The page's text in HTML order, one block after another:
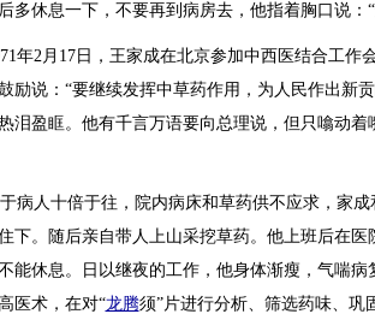
多休息一下，不要再到病房去，他指着胸口说：
年2月17日，王家成在北京参加中西医结合工作
励说：“要继续发挥中草药作用，为人民作出新
泪盈眶。他有千言万语要向总理说，但只噏
病人十倍于往，院内病床和草药供不应求，家
下。随后亲自带人上山采挖草药。他上班后在
能休息。日以继夜的工作，他身体渐瘦，气喘
医术，在对“龙腾须”片进行分析、筛选药味、巩